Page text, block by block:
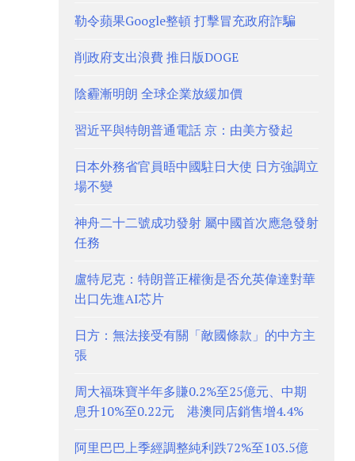
勒令蘋果Google整頓 打擊冒充政府詐騙
削政府支出浪費 推日版DOGE
陰霾漸明朗 全球企業放緩加價
習近平與特朗普通電話 京：由美方發起
日本外務省官員晤中國駐日大使 日方強調立
場不變
神舟二十二號成功發射 屬中國首次應急發射
任務
盧特尼克：特朗普正權衡是否允英偉達對華
出口先進AI芯片
日方：無法接受有關「敵國條款」的中方主
張
周大福珠寶半年多賺0.2%至25億元、中期
息升10%至0.22元 港澳同店銷售增4.4%
阿里巴巴上季經調整純利跌72%至103.5億